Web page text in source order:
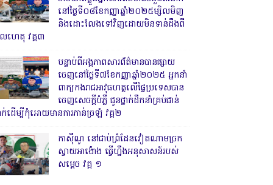
នៅថ្ងៃទី០៨ខែកញ្ញាឆ្នាំ២០២៥ម្សិលមិញ
និងដោះលែងទៅវិញដោយមិនទាន់ដឹងពី
ហេតុ វគ្គ៣
បន្ទាប់ពីអង្គភាពសារព័ត៌មានបានផ្សាយ
ចេញនៅថ្ងៃទី៧ខែកញ្ញាឆ្នាំ២០២៥ អ្នកនាំ
ពាក្យកងរាជអាវុធហត្ថលើផ្ទៃប្រទេសបាន
ចេញសេចក្តីបំភ្លឺ ជូនថ្នាក់ដឹកនាំគ្រប់ជាន់
ាក់ដើម្បីកុំអោយមានការភាន់ច្រឡំ វគ្គ២
កាសុីណូ នៅជាប់ព្រំដែនវៀតណាមច្រក
ស្វាយអាង៉ោង ធ្វើហ្នឹងអនុសាសន៍របស់
សម្ដេច វគ្គ ១